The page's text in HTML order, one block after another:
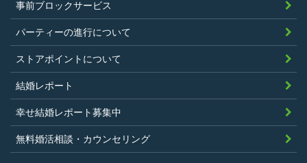
上問題があると判断されたことがないこ
と
過去に会員登録を抹消されたり、利用停
止処分を受けたことがないこと
当社の提供するサービスと同一または類
似のサービスを提供することを業とする
法人または個人若しくはそれらの従業者
でないこと
事前ブロックサービス
パーティーの進行について
ストアポイントについて
結婚レポート
幸せ結婚レポート募集中
無料婚活相談・カウンセリング